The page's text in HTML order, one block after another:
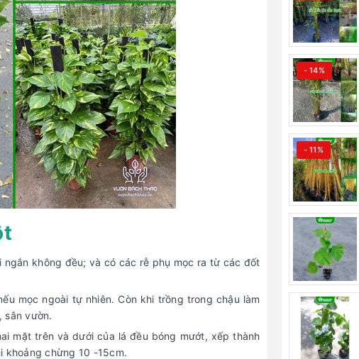
không đều; và có các rễ phụ mọc ra từ các đốt
mọc ngoài tự nhiên. Còn khi trồng trong chậu làm
sân vườn.
mặt trên và dưới của lá đều bóng mướt, xếp thành
khoảng chừng 10 -15cm.
- 14%
- 11%